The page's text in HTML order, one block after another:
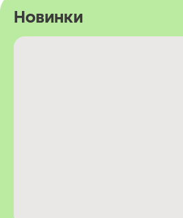
Новинки